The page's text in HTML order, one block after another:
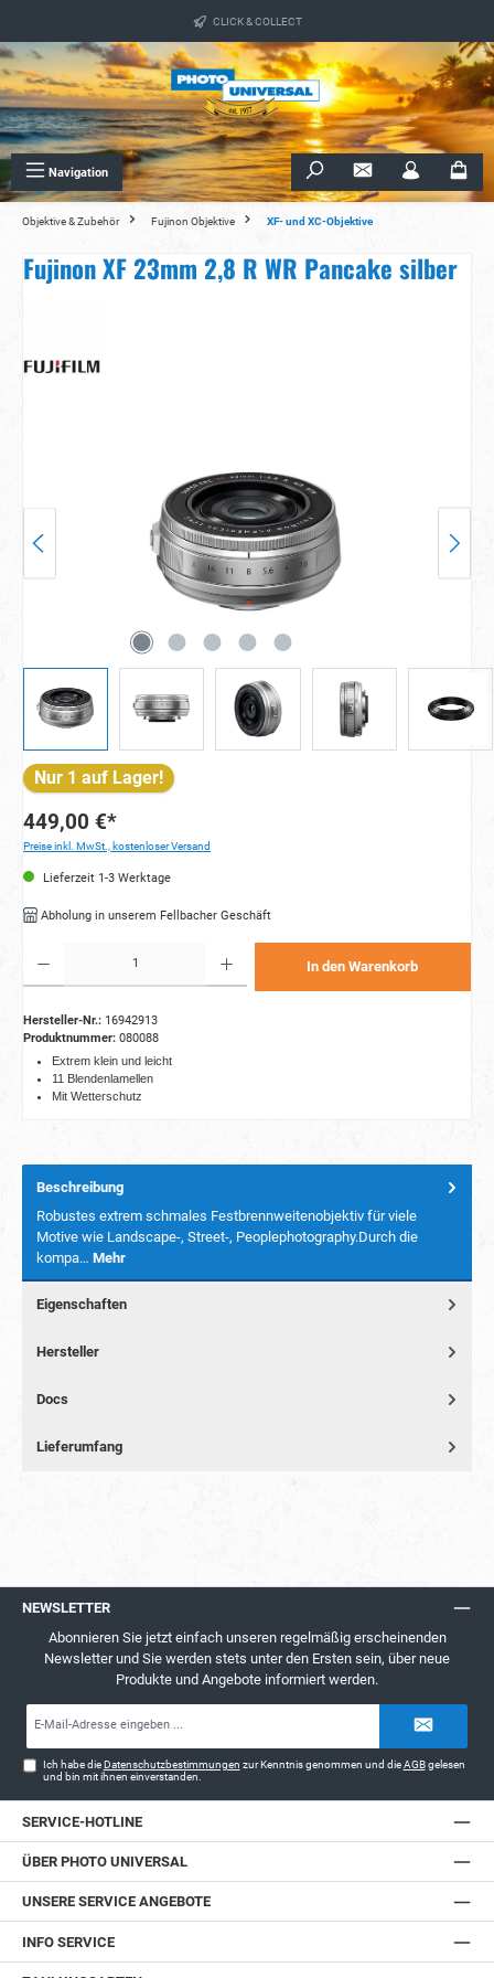
CLICK & COLLECT
Navigation
Objektive & Zubehör Fujinon Objektive XF- und XC-Objektive
Fujinon XF 23mm 2,8 R WR Pancake silber
Nur 1 auf Lager!
449,00 €*
Preise inkl. MwSt., kostenloser Versand
Lieferzeit 1-3 Werktage
Abholung in unserem Fellbacher Geschäft
In den Warenkorb
Hersteller-Nr.: 16942913
Produktnummer: 080088
Extrem klein und leicht
11 Blendenlamellen
Mit Wetterschutz
Beschreibung
Robustes extrem schmales Festbrennweitenobjektiv für viele
Motive wie Landscape-, Street-, Peoplephotography.Durch die
kompa… Mehr
Eigenschaften
Hersteller
Docs
Lieferumfang
NEWSLETTER
Abonnieren Sie jetzt einfach unseren regelmäßig erscheinenden
Newsletter und Sie werden stets unter den Ersten sein, über neue
Produkte und Angebote informiert werden.
Ich habe dieDatenschutzbestimmungen zur Kenntnis genommen und dieAGBgelesen
und bin mit ihnen einverstanden.
SERVICE-HOTLINE
ÜBER PHOTO UNIVERSAL
UNSERE SERVICE ANGEBOTE
INFO SERVICE